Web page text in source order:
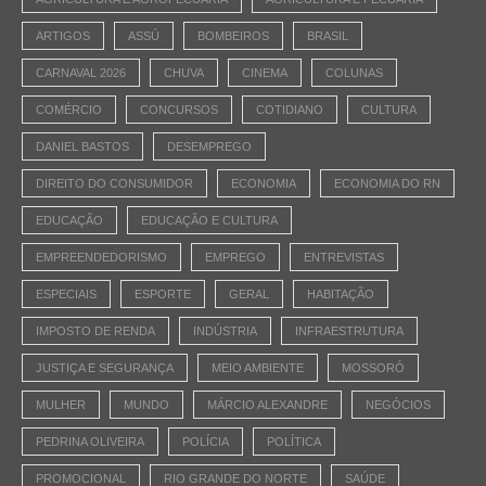
ARTIGOS ASSÚ BOMBEIROS BRASIL
CARNAVAL 2026 CHUVA CINEMA COLUNAS
COMÉRCIO CONCURSOS COTIDIANO CULTURA
DANIEL BASTOS DESEMPREGO
DIREITO DO CONSUMIDOR ECONOMIA ECONOMIA DO RN
EDUCAÇÃO EDUCAÇÃO E CULTURA
EMPREENDEDORISMO EMPREGO ENTREVISTAS
ESPECIAIS ESPORTE GERAL HABITAÇÃO
IMPOSTO DE RENDA INDÚSTRIA INFRAESTRUTURA
JUSTIÇA E SEGURANÇA MEIO AMBIENTE MOSSORÓ
MULHER MUNDO MÁRCIO ALEXANDRE NEGÓCIOS
PEDRINA OLIVEIRA POLÍCIA POLÍTICA
PROMOCIONAL RIO GRANDE DO NORTE SAÚDE